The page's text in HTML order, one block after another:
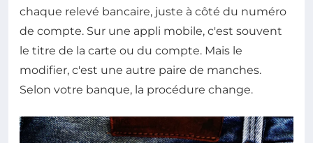
chaque relevé bancaire, juste à côté du numéro
de compte. Sur une appli mobile, c'est souvent
le titre de la carte ou du compte. Mais le
modifier, c'est une autre paire de manches.
Selon votre banque, la procédure change.